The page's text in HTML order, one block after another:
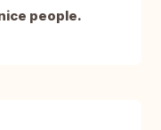
people.